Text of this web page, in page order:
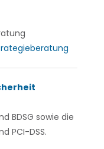
BDSG sowie die
PCI-DSS.